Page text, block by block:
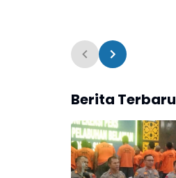
Berita Terbaru